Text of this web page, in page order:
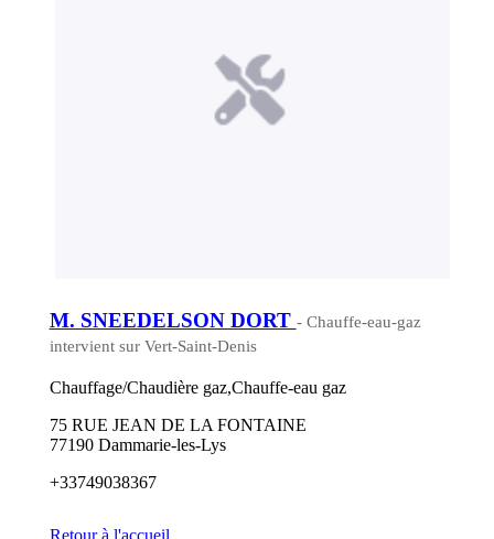
M. SNEEDELSON DORT - Chauffe-eau-gaz
intervient sur Vert-Saint-Denis
Chauffage/Chaudière gaz,Chauffe-eau gaz
75 RUE JEAN DE LA FONTAINE
77190 Dammarie-les-Lys
+33749038367
Retour à l'accueil